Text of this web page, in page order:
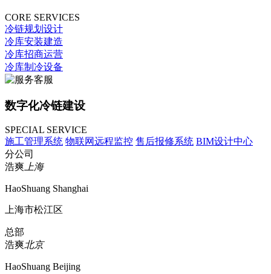
CORE SERVICES
冷链规划设计
冷库安装建造
冷库招商运营
冷库制冷设备
数字化冷链建设
SPECIAL SERVICE
施工管理系统 物联网远程监控 售后报修系统 BIM设计中心
分公司
浩爽上海
HaoShuang Shanghai
上海市松江区
总部
浩爽北京
HaoShuang Beijing